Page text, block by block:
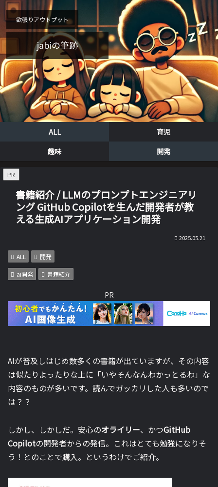
欲張りアウトプット
jabiの筆跡
ALL
育児
趣味
開発
PR
書籍紹介 / LLMのプロンプトエンジニアリ
ング GitHub Copilotを生んだ開発者が教
える生成AIアプリケーション開発
2025.05.21
ALL 開発
ai開発 書籍紹介
PR
AIが普及しはじめ数多くの書籍が出ていますが、その内容
は似たりよったりな上に「いやそんなんわかっとるわ」な
内容のものが多いです。読んでガッカリした人も多いので
は？？
しかし、しかしだ。安心のオライリー、かつGitHub
Copilotの開発者からの発信。これはとても勉強になりそ
う！とのことで購入。というわけでご紹介。